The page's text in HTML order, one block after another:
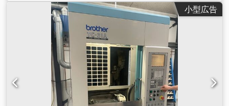
小型広告